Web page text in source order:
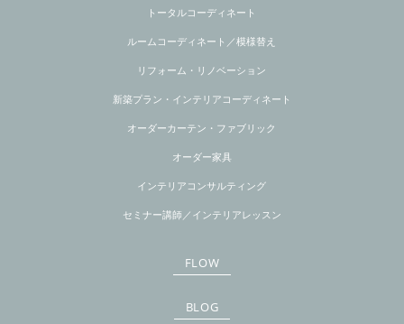
トータルコーディネート
ルームコーディネート／模様替え
リフォーム・リノベーション
新築プラン・インテリアコーディネート
オーダーカーテン・ファブリック
オーダー家具
インテリアコンサルティング
セミナー講師／インテリアレッスン
FLOW
BLOG